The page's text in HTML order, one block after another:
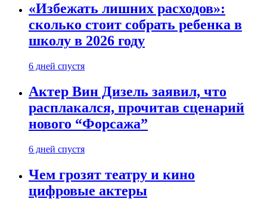
«Избежать лишних расходов»:
сколько стоит собрать ребенка в
школу в 2026 году
6 дней спустя
Актер Вин Дизель заявил, что
расплакался, прочитав сценарий
нового “Форсажа”
6 дней спустя
Чем грозят театру и кино
цифровые актеры